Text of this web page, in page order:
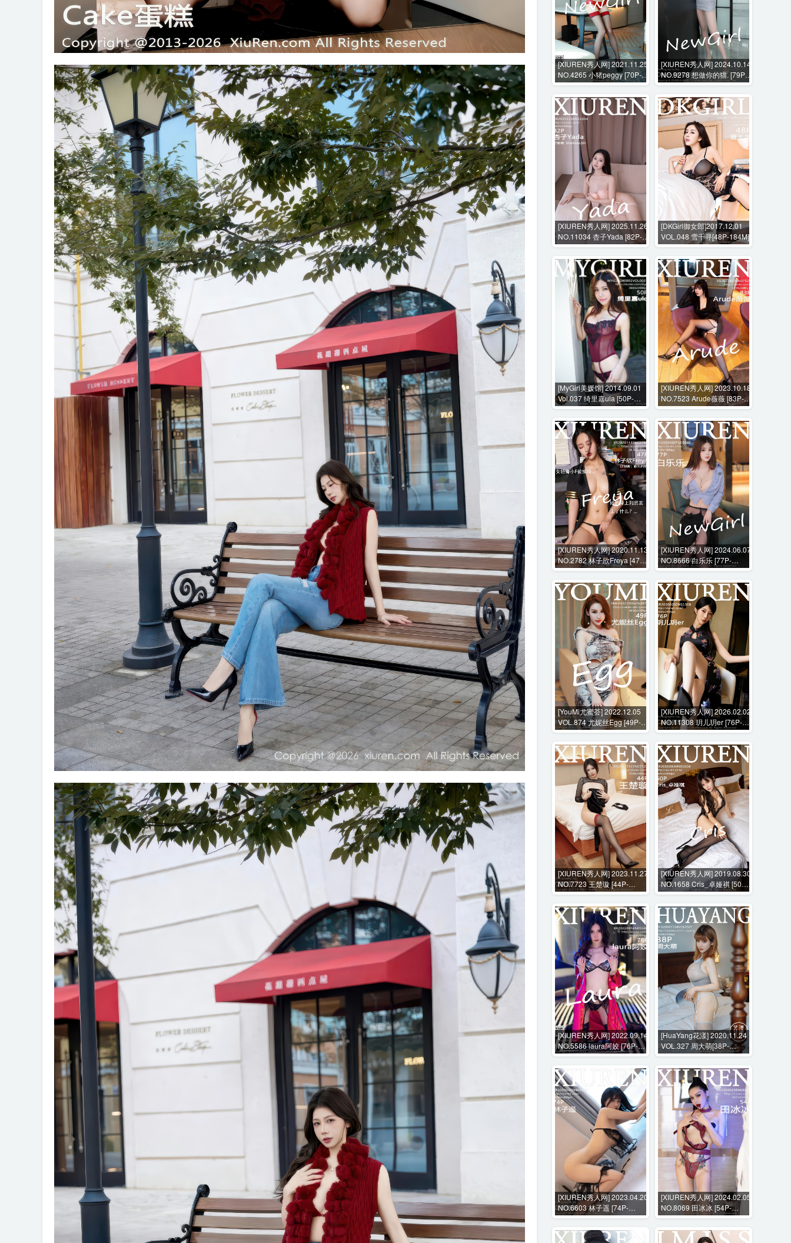
[XIUREN秀人网] 2021.11.25
NO.4265 小猪peggy [70P-
651MB]
[XIUREN秀人网] 2024.10.14
NO.9278 想做你的猫. [79P-
818MB]
[XIUREN秀人网] 2025.11.26
NO.11034 杏子Yada [82P-
745MB]
[DKGirl御女郎]2017.12.01
VOL.048 雪千寻[48P-184M]
[MyGirl美媛馆] 2014.09.01
Vol.037 绮里嘉ula [50P-
210MB]
[XIUREN秀人网] 2023.10.18
NO.7523 Arude薇薇 [83P-
772MB]
[XIUREN秀人网] 2020.11.13
NO.2782 林子欣Freya [47P-
489MB]
[XIUREN秀人网] 2024.06.07
NO.8666 白乐乐 [77P-
820MB]
[YouMi尤蜜荟] 2022.12.05
VOL.874 尤妮丝Egg [49P-
431MB]
[XIUREN秀人网] 2026.02.02
NO.11308 玥儿玥er [76P-
1214MB]
[XIUREN秀人网] 2023.11.27
NO.7723 王楚璇 [44P-
452MB]
[XIUREN秀人网] 2019.08.30
NO.1658 Cris_卓娅祺 [50P-
293MB]
[XIUREN秀人网] 2022.09.14
NO.5586 laura阿姣 [76P-
730MB]
[HuaYang花漾] 2020.11.24
VOL.327 周大萌[38P-
427MB]
[XIUREN秀人网] 2023.04.20
NO.6603 林子遥 [74P-
575MB]
[XIUREN秀人网] 2024.02.05
NO.8069 田冰冰 [54P-
458MB]